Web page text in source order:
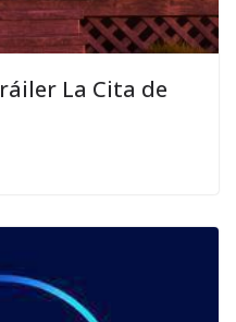
La Cita de